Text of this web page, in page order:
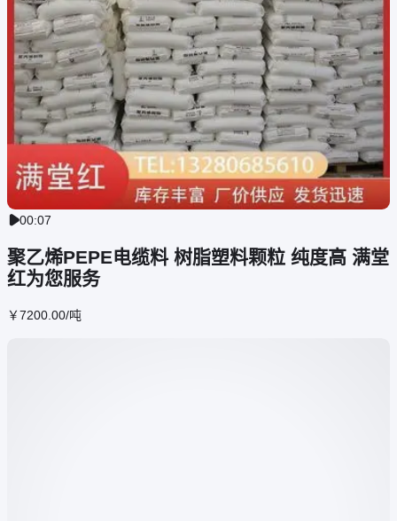
00:07
聚乙烯PEPE电缆料 树脂塑料颗粒 纯度高 满堂
红为您服务
￥7200.00/吨